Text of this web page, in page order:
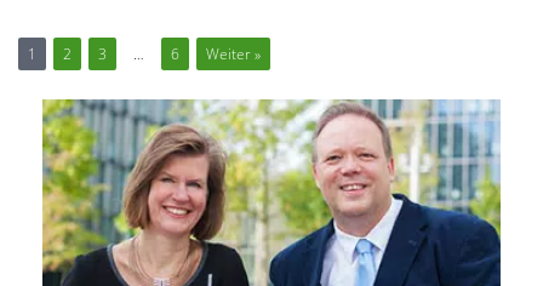
1 2 3 … 6 Weiter »